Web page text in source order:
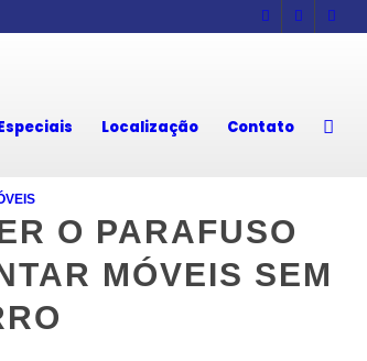
Localização Contato
O PARAFUSO
MÓVEIS SEM